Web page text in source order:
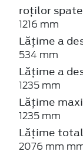
roților spate
1216 mm
Lățime a
534 mm
Lățime a
1235 mm
Lățime
1235 mm
Lățime
2076 mm